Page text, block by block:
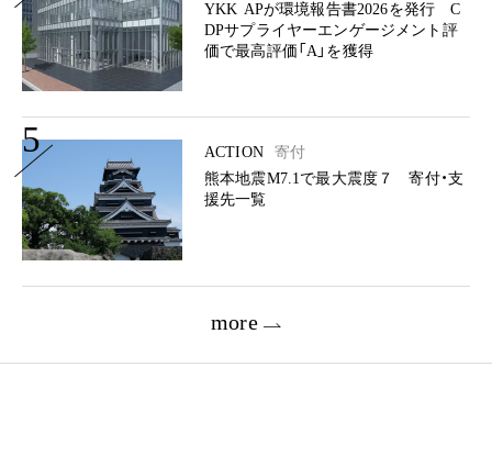
YKK APが環境報告書2026を発行 C
DPサプライヤーエンゲージメント評
価で最高評価「A」を獲得
5 ACTION
寄付
熊本地震M7.1で最大震度７ 寄付・支
援先一覧
more